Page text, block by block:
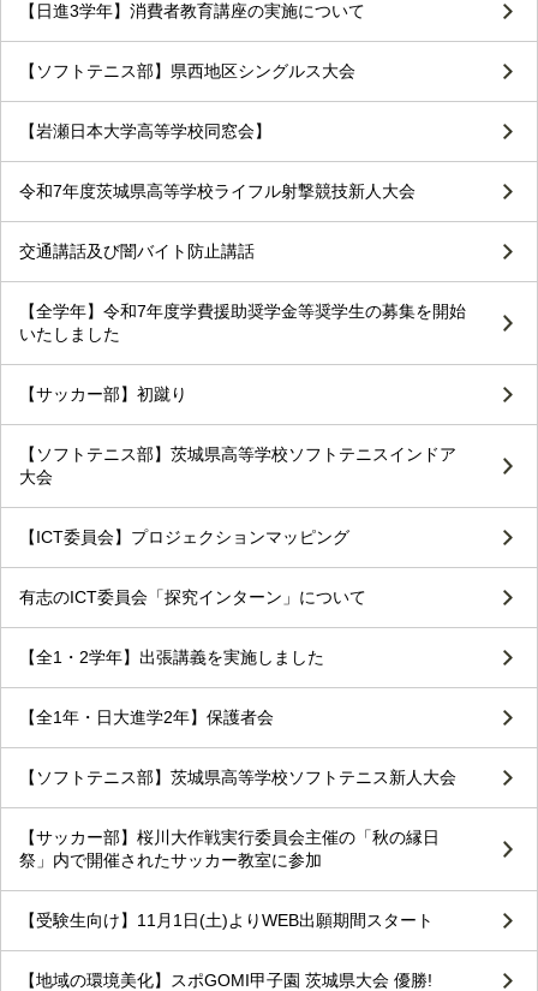
【日進3学年】消費者教育講座の実施について
【ソフトテニス部】県西地区シングルス大会
【岩瀬日本大学高等学校同窓会】
令和7年度茨城県高等学校ライフル射撃競技新人大会
交通講話及び闇バイト防止講話
【全学年】令和7年度学費援助奨学金等奨学生の募集を開始
いたしました
【サッカー部】初蹴り
【ソフトテニス部】茨城県高等学校ソフトテニスインドア
大会
【ICT委員会】プロジェクションマッピング
有志のICT委員会「探究インターン」について
【全1・2学年】出張講義を実施しました
【全1年・日大進学2年】保護者会
【ソフトテニス部】茨城県高等学校ソフトテニス新人大会
【サッカー部】桜川大作戦実行委員会主催の「秋の縁日
祭」内で開催されたサッカー教室に参加
【受験生向け】11月1日(土)よりWEB出願期間スタート
【地域の環境美化】スポGOMI甲子園 茨城県大会 優勝!